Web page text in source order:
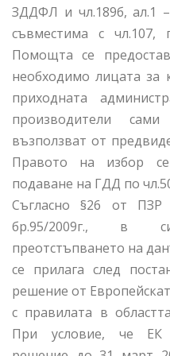
ЗДДФЛ и чл.189б, ал.1
съвместима с
Помощта се
необходимо лицата за
приходната
производители
възползват от
Правото на избор се
подаване на ГДД по
Съгласно §26 от
бр.95/2009г., в
преотстъпването на
се прилага след
решение от
с правилата в
При условие, че ЕК